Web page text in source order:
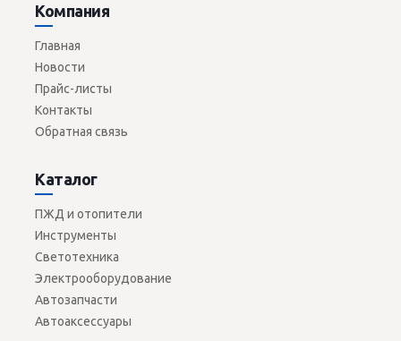
Компания
Главная
Новости
Прайс-листы
Контакты
Обратная связь
Каталог
ПЖД и отопители
Инструменты
Светотехника
Электрооборудование
Автозапчасти
Автоаксессуары